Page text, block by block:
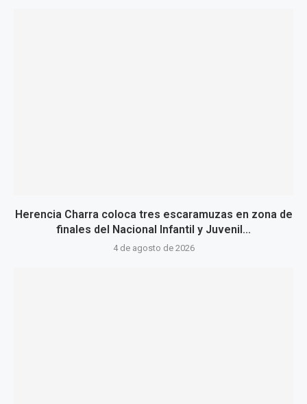
Herencia Charra coloca tres escaramuzas en zona de
finales del Nacional Infantil y Juvenil...
4 de agosto de 2026